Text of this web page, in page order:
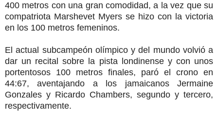
400 metros con una gran comodidad, a la vez que su
compatriota Marshevet Myers se hizo con la victoria
en los 100 metros femeninos.
El actual subcampeón olímpico y del mundo volvió a
dar un recital sobre la pista londinense y con unos
portentosos 100 metros finales, paró el crono en
44:67, aventajando a los jamaicanos Jermaine
Gonzales y Ricardo Chambers, segundo y tercero,
respectivamente.